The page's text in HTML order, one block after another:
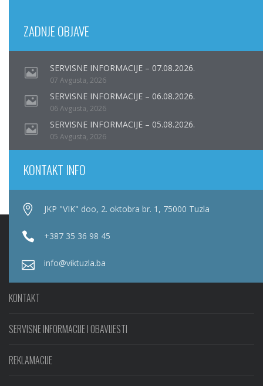
ZADNJE OBJAVE
SERVISNE INFORMACIJE – 07.08.2026.
07 Avgusta, 2026
SERVISNE INFORMACIJE – 06.08.2026.
06 Avgusta, 2026
SERVISNE INFORMACIJE – 05.08.2026.
05 Avgusta, 2026
KONTAKT INFO
JKP "VIK" doo, 2. oktobra br. 1, 75000 Tuzla
+387 35 36 98 45
info@viktuzla.ba
KONTAKT
SERVISNE INFORMACIJE I OBAVIJESTI
REKLAMACIJE